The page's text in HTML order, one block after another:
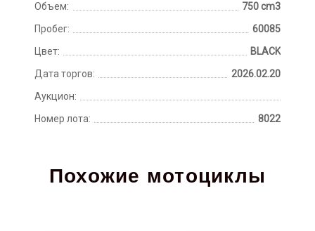
Объем:
750 cm3
Пробег:
60085
Цвет:
BLACK
Дата торгов:
2026.02.20
Аукцион:
Номер лота:
8022
Похожие мотоциклы